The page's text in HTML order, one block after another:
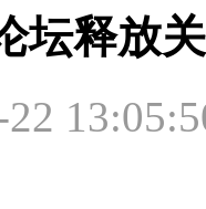
坛释放